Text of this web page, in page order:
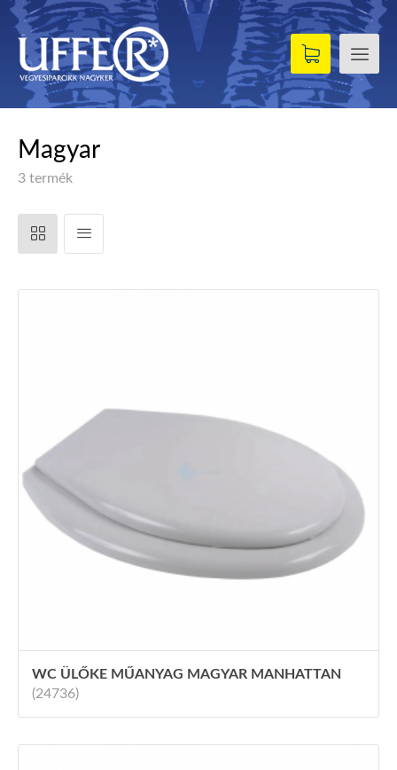
Magyar
3 termék
WC ÜLŐKE MŰANYAG MAGYAR MANHATTAN
(24736)